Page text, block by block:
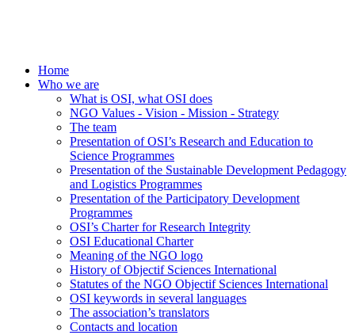
Home
Who we are
What is OSI, what OSI does
NGO Values - Vision - Mission - Strategy
The team
Presentation of OSI’s Research and Education to
Science Programmes
Presentation of the Sustainable Development Pedagogy
and Logistics Programmes
Presentation of the Participatory Development
Programmes
OSI’s Charter for Research Integrity
OSI Educational Charter
Meaning of the NGO logo
History of Objectif Sciences International
Statutes of the NGO Objectif Sciences International
OSI keywords in several languages
The association’s translators
Contacts and location